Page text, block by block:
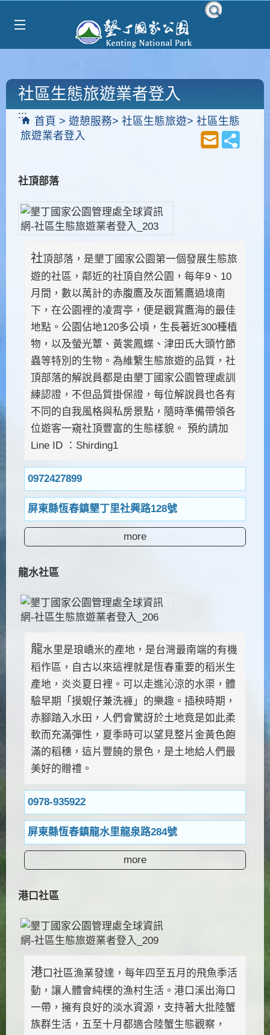
:::
首頁 遊憩服務 社區生態旅遊
社區生態
旅遊業者登入
社區生態旅遊業者登入
社頂部落
社頂部落，是墾丁國家公園第一個發展生態旅
遊的社區，鄰近的社頂自然公園，每年9、10
月間，數以萬計的赤腹鷹及灰面鵟鷹過境南
下，在公園裡的凌霄亭，便是觀賞鷹海的最佳
地點。公園佔地120多公頃，生長著近300種植
物，以及螢光蕈、黃裳鳳蝶、津田氏大頭竹節
蟲等特別的生物。為維繫生態旅遊的品質，社
頂部落的解說員都是由墾丁國家公園管理處訓
練認證，不但品質掛保證，每位解說員也各有
不同的自我風格與私房景點，隨時準備帶領各
位遊客一窺社頂豐富的生態樣貌。 預約請加
Line ID ：Shirding1
0972427899
屏東縣恆春鎮墾丁里社興路128號
more
龍水社區
龍水里是琅嶠米的產地，是台灣最南端的有機
稻作區，自古以來這裡就是恆春重要的稻米生
產地，炎炎夏日裡。可以走進沁涼的水渠，體
驗早期「摸蜆仔兼洗褲」的樂趣。插秧時期，
赤腳踏入水田，人們會驚訝於土地竟是如此柔
軟而充滿彈性，夏季時可以望見整片金黃色飽
滿的稻穗，這片豐饒的景色，是土地給人們最
美好的贈禮。
0978-935922
屏東縣恆春鎮龍水里龍泉路284號
more
港口社區
港口社區漁業發達，每年四至五月的飛魚季活
動，讓人體會純樸的漁村生活。港口溪出海口
一帶，擁有良好的淡水資源，支持著大批陸蟹
族群生活，五至十月都適合陸蟹生態觀察，